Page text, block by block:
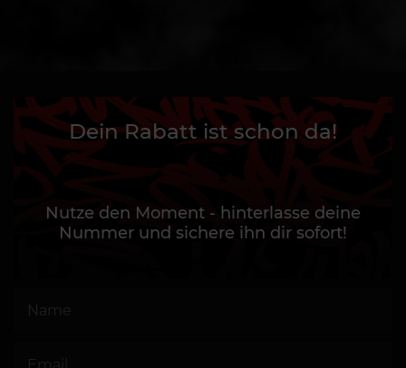
Dein Rabatt ist schon da!
Nutze den Moment - hinterlasse deine
Nummer und sichere ihn dir sofort!